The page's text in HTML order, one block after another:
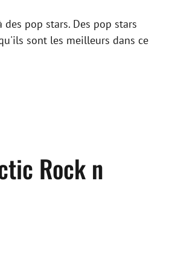
pop stars. Des pop stars
sont les meilleurs dans ce
Rock n